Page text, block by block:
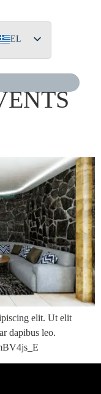
EL
EN
elit. Ut elit
dapibus leo.